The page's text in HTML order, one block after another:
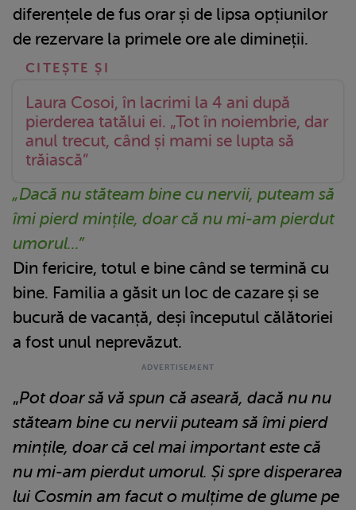
diferențele de fus orar și de lipsa opțiunilor
de rezervare la primele ore ale dimineții.
Laura Cosoi, în lacrimi la 4 ani după
pierderea tatălui ei. „Tot în noiembrie, dar
anul trecut, când și mami se lupta să
trăiască”
„Dacă nu stăteam bine cu nervii, puteam să
îmi pierd mințile, doar că nu mi-am pierdut
umorul...”
Din fericire, totul e bine când se termină cu
bine. Familia a găsit un loc de cazare și se
bucură de vacanță, deși începutul călătoriei
a fost unul neprevăzut.
„Pot doar să vă spun că aseară, dacă nu nu
stăteam bine cu nervii puteam să îmi pierd
mințile, doar că cel mai important este că
nu mi-am pierdut umorul. Și spre disperarea
lui Cosmin am facut o mulțime de glume pe